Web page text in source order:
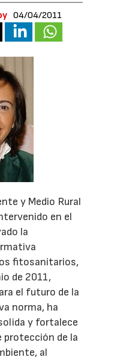
04/04/2011
y Medio Rural
en el
la
fitosanitarios,
de 2011,
el futuro de la
norma, ha
y fortalece
protección de la
al